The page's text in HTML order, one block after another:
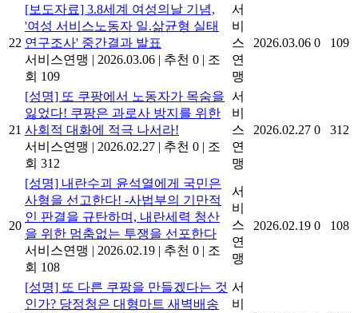
22
[보도자료] 3.8세계 여성의날 기념,
'여성 서비스노동자 일.삶균형 실태
연구조사' 중간결과 발표
서비스연맹 | 2026.03.06 | 추천 0 | 조
회 109
서
비
스
연
맹
2026.03.06 0 109
21
[성명] 또 쿠팡에서 노동자가 목숨을
잃었다! 쿠팡은 과로사 방지를 위한
사회적 대화에 적극 나서라!
서비스연맹 | 2026.02.27 | 추천 0 | 조
회 312
서
비
스
연
맹
2026.02.27 0 312
20
[성명] 내란수괴 윤석열에게 국민은
사형을 선고한다! -사법부의 기만적
인 판결을 규탄하며, 내란세력 청산
을 위한 멈춤없는 투쟁을 선포한다
서비스연맹 | 2026.02.19 | 추천 0 | 조
회 108
서
비
스
연
맹
2026.02.19 0 108
[성명] 또 다른 쿠팡을 만들겠다는 것
인가? 당정청은 대형마트 새벽배송
서
비